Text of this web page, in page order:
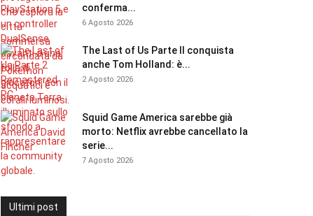
conferma...
6 Agosto 2026
The Last of Us Parte II conquista
anche Tom Holland: è...
2 Agosto 2026
Squid Game America sarebbe già
morto: Netflix avrebbe cancellato la
serie...
7 Agosto 2026
Ultimi post